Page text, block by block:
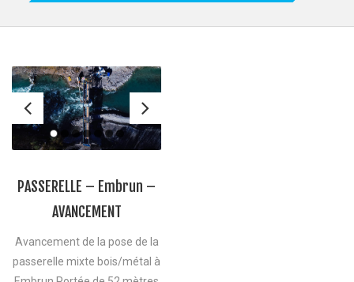
PASSERELLE – Embrun –
AVANCEMENT
Avancement de la pose de la
passerelle mixte bois/métal à